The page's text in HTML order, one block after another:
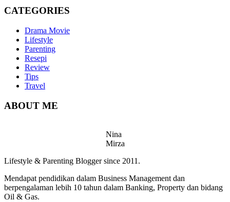
CATEGORIES
Drama Movie
Lifestyle
Parenting
Resepi
Review
Tips
Travel
ABOUT ME
Nina
Mirza
Lifestyle & Parenting Blogger since 2011.
Mendapat pendidikan dalam Business Management dan
berpengalaman lebih 10 tahun dalam Banking, Property dan bidang
Oil & Gas.